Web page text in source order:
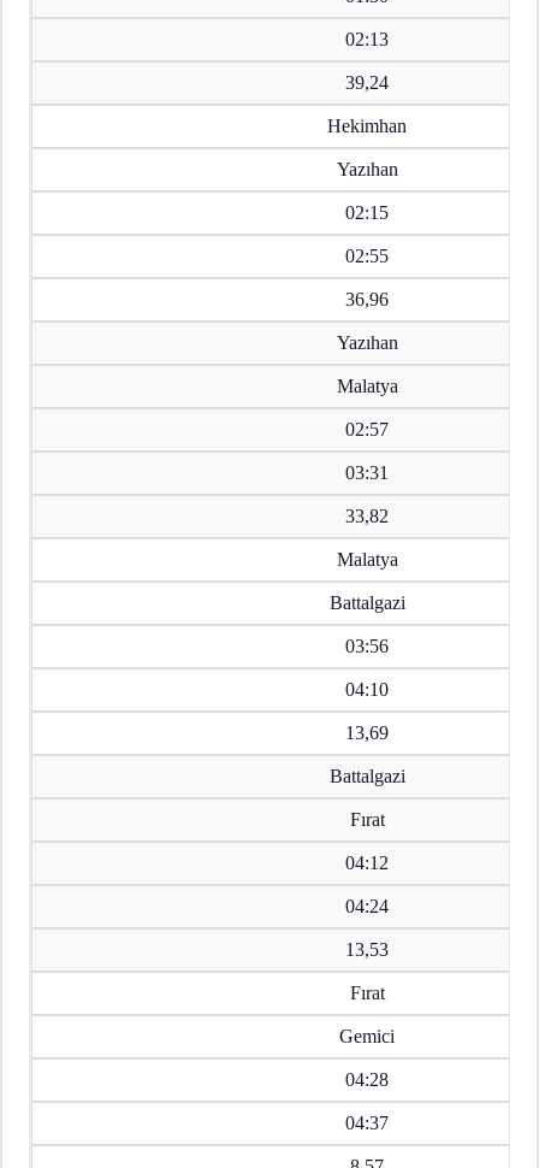
02:13
39,24
Hekimhan
Yazıhan
02:15
02:55
36,96
Yazıhan
Malatya
02:57
03:31
33,82
Malatya
Battalgazi
03:56
04:10
13,69
Battalgazi
Fırat
04:12
04:24
13,53
Fırat
Gemici
04:28
04:37